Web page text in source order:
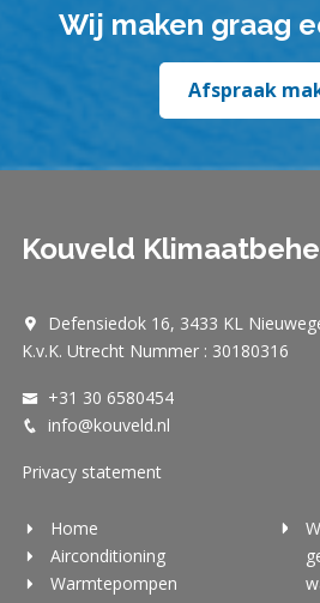
Wij maken graag
Afspraak
Kouveld
Defensiedok 16, 3433 KL
K.v.K. Utrecht Nummer : 30180316
+31 30 6580454
info@kouveld.nl
Privacy statement
Home
Airconditioning
Warmtepompen